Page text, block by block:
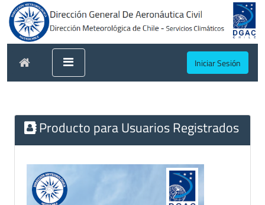
Iniciar Sesión
Producto para Usuarios Registrados